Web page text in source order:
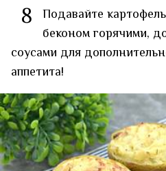
8 Подавайте
беконом горячими,
соусами для
аппетита!